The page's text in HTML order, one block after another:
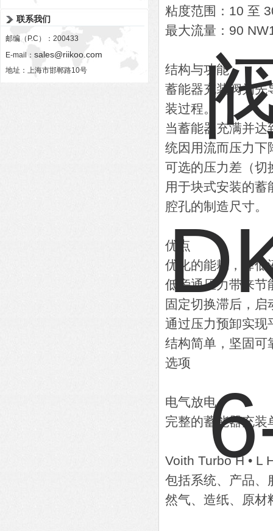
联系我们
邮编（P.C）：200433
E-mail： sales@riikoo.com
地址：上海市邯郸路10号
粘度范围：10 至
最大流量：90
结构与功能
蓄能器充装阀为先
装过程。
当蓄能器充满并
统因用流而压力下
可选的压力差（
用于块式安装的
腔孔的制造尺寸
优点
优化的能耗，降低
低旁通压力带来节
固定切换滞后，启
通过压力预卸实现
结构简单，坚固可
选项
电气放电
完整的蓄能器充装
Voith Turbo H • L
包括系统、产品、
然气、造纸、原材